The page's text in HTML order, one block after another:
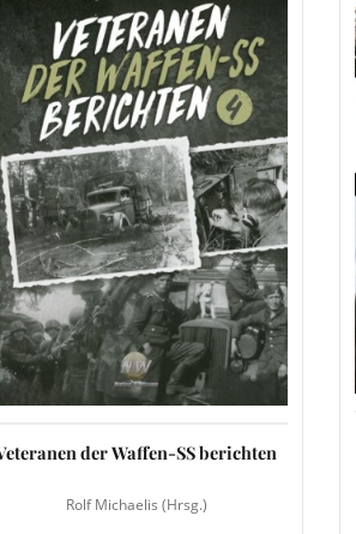
der Waffen-SS berichten
Rolf Michaelis (Hrsg.)